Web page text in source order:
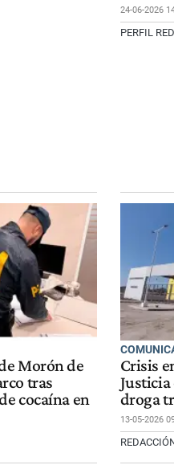
24-06-2026
PERFIL
Morón de
tras
cocaína en
Crisis
droga
13-05-2026